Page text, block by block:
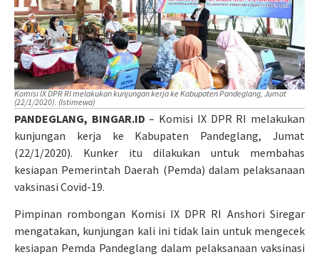
Komisi IX DPR RI melakukan kunjungan kerja ke Kabupaten Pandeglang, Jumat
(22/1/2020). (Istimewa)
PANDEGLANG, BINGAR.ID – Komisi IX DPR RI melakukan
kunjungan kerja ke Kabupaten Pandeglang, Jumat
(22/1/2020). Kunker itu dilakukan untuk membahas
kesiapan Pemerintah Daerah (Pemda) dalam pelaksanaan
vaksinasi Covid-19.
Pimpinan rombongan Komisi IX DPR RI Anshori Siregar
mengatakan, kunjungan kali ini tidak lain untuk mengecek
kesiapan Pemda Pandeglang dalam pelaksanaan vaksinasi